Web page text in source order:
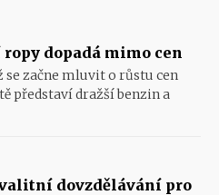
dopadá mimo cen
se začne mluvit o růstu cen
představí dražší benzin a
dovzdělávání pro